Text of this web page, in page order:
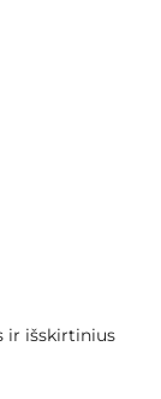
ir išskirtinius